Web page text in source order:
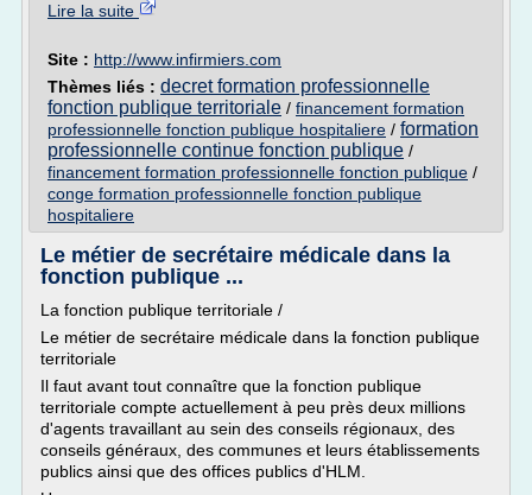
Lire la suite
Site : http://www.infirmiers.com
Thèmes liés : decret formation professionnelle
fonction publique territoriale / financement formation
professionnelle fonction publique hospitaliere / formation
professionnelle continue fonction publique /
financement formation professionnelle fonction publique /
conge formation professionnelle fonction publique
hospitaliere
Le métier de secrétaire médicale dans la
fonction publique ...
La fonction publique territoriale /
Le métier de secrétaire médicale dans la fonction publique
territoriale
Il faut avant tout connaître que la fonction publique
territoriale compte actuellement à peu près deux millions
d'agents travaillant au sein des conseils régionaux, des
conseils généraux, des communes et leurs établissements
publics ainsi que des offices publics d'HLM.